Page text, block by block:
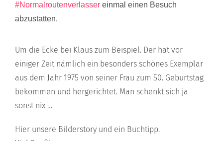
#Normalroutenverlasser einmal einen Besuch
abzustatten.
Um die Ecke bei Klaus zum Beispiel. Der hat vor
einiger Zeit nämlich ein besonders schönes Exemplar
aus dem Jahr 1975 von seiner Frau zum 50. Geburtstag
bekommen und hergerichtet. Man schenkt sich ja
sonst nix …
Hier unsere Bilderstory und ein Buchtipp.